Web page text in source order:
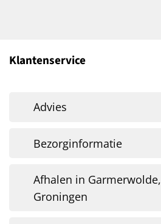
Klantenservice
Advies
Bezorginformatie
Afhalen in Garmerwolde,
Groningen